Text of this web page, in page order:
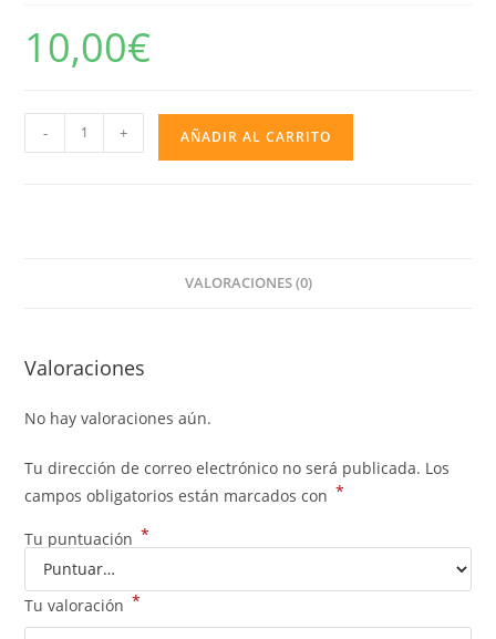
10,00€
Bluetooth
- + AÑADIR AL CARRITO
VALORACIONES (0)
Valoraciones
No hay valoraciones aún.
Tu dirección de correo electrónico no será publicada. Los
campos obligatorios están marcados con *
Tu puntuación *
Tu valoración *